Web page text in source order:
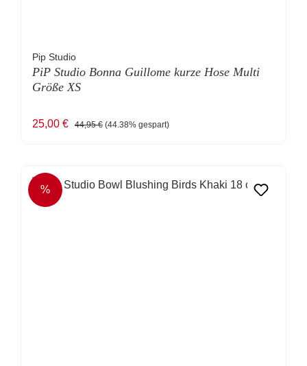
Pip Studio
PiP Studio Bonna Guillome kurze Hose Multi
Größe XS
Verkaufspreis:
25,00 € Regulärer Preis:
44,95 € (44.38% gespart)
RABATT
%